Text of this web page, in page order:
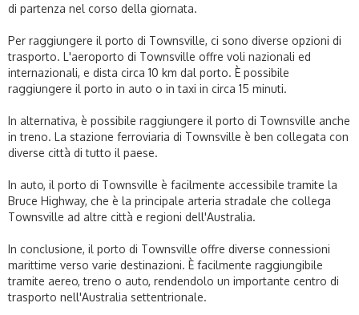
di partenza nel corso della giornata.
Per raggiungere il porto di Townsville, ci sono diverse opzioni di
trasporto. L'aeroporto di Townsville offre voli nazionali ed
internazionali, e dista circa 10 km dal porto. È possibile
raggiungere il porto in auto o in taxi in circa 15 minuti.
In alternativa, è possibile raggiungere il porto di Townsville anche
in treno. La stazione ferroviaria di Townsville è ben collegata con
diverse città di tutto il paese.
In auto, il porto di Townsville è facilmente accessibile tramite la
Bruce Highway, che è la principale arteria stradale che collega
Townsville ad altre città e regioni dell'Australia.
In conclusione, il porto di Townsville offre diverse connessioni
marittime verso varie destinazioni. È facilmente raggiungibile
tramite aereo, treno o auto, rendendolo un importante centro di
trasporto nell'Australia settentrionale.